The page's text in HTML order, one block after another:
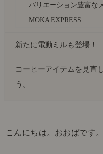
こんにちは。おおばです。
バリエーション豊富な
MOKA EXPRESS
新たに電動ミルも登場！
コーヒーアイテムを見直
う。